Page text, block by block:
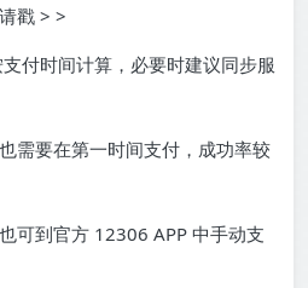
戳 > >
付时间计算，必要时建议同步服
需要在第一时间支付，成功率较
可到官方 12306 APP 中手动支